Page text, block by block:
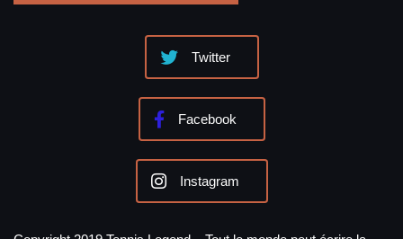
Twitter
Facebook
Instagram